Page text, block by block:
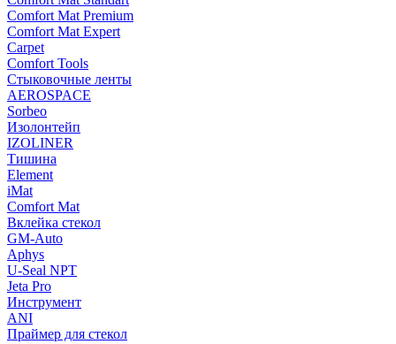
Comfort Mat Premium
Comfort Mat Expert
Carpet
Comfort Tools
Стыковочные ленты
AEROSPACE
Sorbeo
Изолонтейп
IZOLINER
Тишина
Element
iMat
Comfort Mat
Вклейка стекол
GM-Auto
Aphys
U-Seal NPT
Jeta Pro
Инструмент
ANI
Праймер для стекол